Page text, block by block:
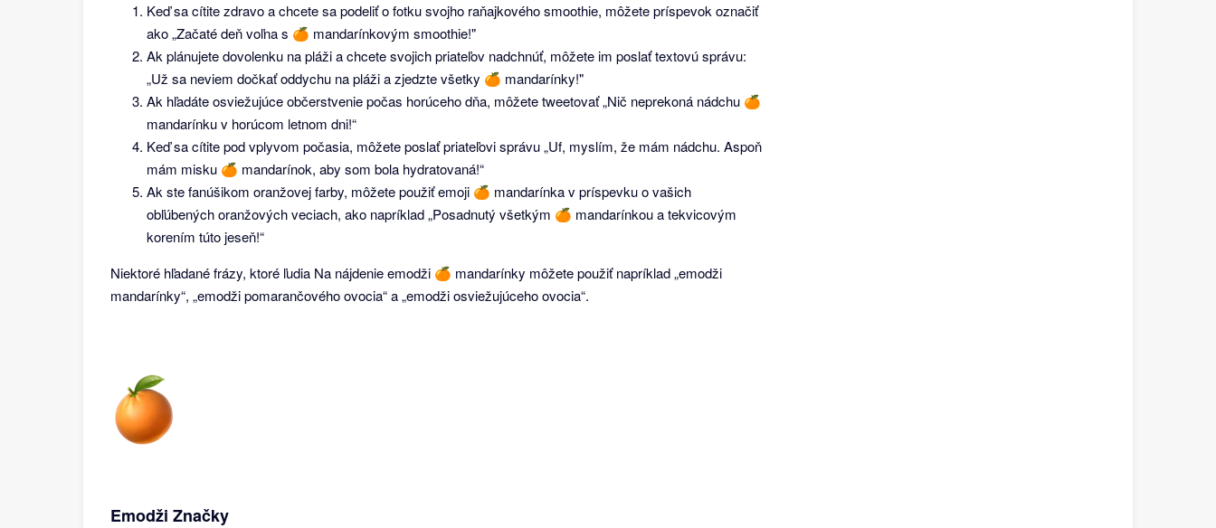
Keď sa cítite zdravo a chcete sa podeliť o fotku svojho raňajkového smoothie, môžete príspevok označiť
ako „Začaté deň voľna s 🍊 mandarínkovým smoothie!"
Ak plánujete dovolenku na pláži a chcete svojich priateľov nadchnúť, môžete im poslať textovú správu:
„Už sa neviem dočkať oddychu na pláži a zjedzte všetky 🍊 mandarínky!"
Ak hľadáte osviežujúce občerstvenie počas horúceho dňa, môžete tweetovať „Nič neprekoná nádchu 🍊
mandarínku v horúcom letnom dni!“
Keď sa cítite pod vplyvom počasia, môžete poslať priateľovi správu „Uf, myslím, že mám nádchu. Aspoň
mám misku 🍊 mandarínok, aby som bola hydratovaná!“
Ak ste fanúšikom oranžovej farby, môžete použiť emoji 🍊 mandarínka v príspevku o vašich
obľúbených oranžových veciach, ako napríklad „Posadnutý všetkým 🍊 mandarínkou a tekvicovým
korením túto jeseň!“
Niektoré hľadané frázy, ktoré ľudia Na nájdenie emodži 🍊 mandarínky môžete použiť napríklad „emodži
mandarínky“, „emodži pomarančového ovocia“ a „emodži osviežujúceho ovocia“.
Emodži Značky